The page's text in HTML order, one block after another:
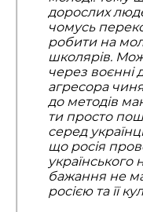
дорослих
чомусь
робити на
школярів.
через воєнні
агресора
до методів
ти просто
серед
що росія
українського
бажання не
росією та її